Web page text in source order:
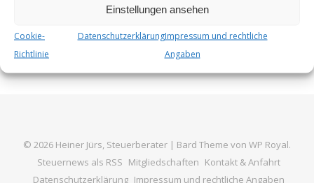
Einstellungen ansehen
Cookie-
Richtlinie
DatenschutzerklärungImpressum und rechtliche
Angaben
© 2026 Heiner Jürs, Steuerberater | Bard Theme von WP Royal.
Steuernews als RSS Mitgliedschaften Kontakt & Anfahrt
Datenschutzerklärung Impressum und rechtliche Angaben